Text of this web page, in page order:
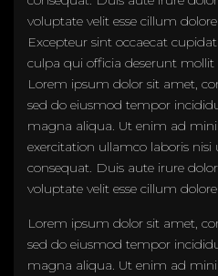
voluptate velit esse cillum
Excepteur sint occaecat
culpa qui officia deserunt
Lorem ipsum dolor sit amet,
sed do eiusmod tempor
magna aliqua. Ut enim ad
exercitation ullamco laboris
consequat. Duis aute irure
voluptate velit esse cillum
Lorem ipsum dolor sit amet,
sed do eiusmod tempor
magna aliqua. Ut enim ad